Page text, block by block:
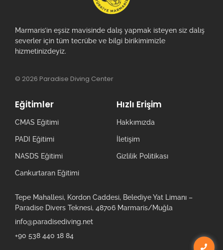
Marmaris’in eşsiz mavisinde dalış yapmak isteyen siz dalış
severler için tüm tecrübe ve bilgi birikimimizle
hizmetinizdeyiz.
© 2026 Paradise Diving Center
Eğitimler
CMAS Eğitimi
PADI Eğitimi
NASDS Eğitimi
Cankurtaran Eğitimi
Hızlı Erişim
Hakkımızda
İletişim
Gizlilik Politikası
Tepe Mahallesi, Kordon Caddesi, Belediye Yat Limanı –
Paradise Divers Teknesi, 48706 Marmaris/Muğla
info@paradisediving.net
+90 538 440 18 84